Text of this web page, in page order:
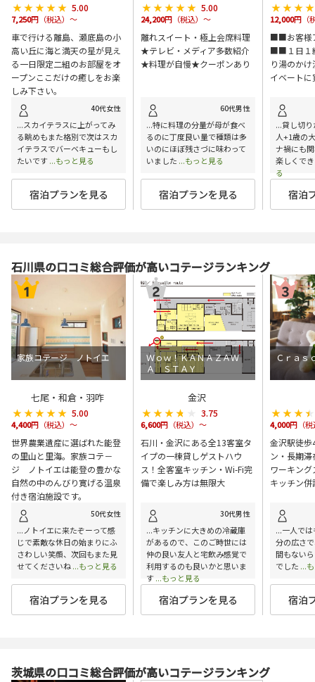
★★★★★
★★★★★ 5.00
7,250円（税込）～
車で行ける離島、瀬底島の小
高い丘に海と満天の星が見え
る一日限定二組のお部屋をオ
ープンここだけの癒しをお楽
しみ下さい。
40代女性
...スカイテラスに上がってみ
る眺めもまた格別で次はスカ
イテラスでバーベキューもし
たいです ...もっと見る
宿泊プランを見る
★★★★★
★★★★★ 5.00
24,200円（税込）～
離れスイート・極上会席料理
★テレビ・メディア多数紹介
★料理が自慢★クーポンあり
60代男性
...特に料理の分量が母が食べ
るのに丁度良い量で種類は多
いのにほぼ残さづに味わって
いました ...もっと見る
宿泊プランを見る
12,000円（
■■お客様
■■１日１
り湯のか
イベート
...貸し切
人+1歳の
ナ禍にも
楽しくで
る
宿泊
石川県の口コミ総合評価が高いコテージランキング
家族コテージ ノトイエ
七尾・和倉・羽咋
★★★★★
★★★★★ 5.00
4,400円（税込）～
世界農業遺産に選ばれた能登
の里山と里海。家族コテ－
ジ ノトイエは能登の豊かな
自然の中のんびり寛げる温泉
付き宿泊施設です。
50代女性
...ノトイエに来たぞーって感
じで素敵な休日の始まりにふ
さわしい笑顔、次回もまた見
せてくださいね...もっと見る
宿泊プランを見る
Ｗｏｗ！ＫＡＮＡＺＡＷ
Ａ ＳＴＡＹ
金沢
★★★★★
★★★★★ 3.75
6,600円（税込）～
石川・金沢にある全13客室タ
イプの一棟貸しゲストハウ
ス！全客室キッチン・Wi-Fi完
備で楽しみ方は無限大
30代男性
...キッチンに大きめの冷蔵庫
があるので、このご時世には
仲の良い友人と宅飲み感覚で
利用するのも良いかと思いま
す...もっと見る
宿泊プランを見る
Ｃｒａ
4,000円（
金沢駅徒
ン・長期
ワーキン
キッチン
...一人で
分の広さ
間もない
でした ...
宿泊
茨城県の口コミ総合評価が高いコテージランキング